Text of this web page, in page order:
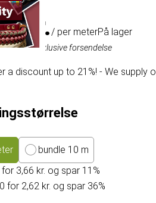
kr./ per meterPå lager
moms, eksklusive forsendelse
a discount up to 21%! - We supply
bundle 10 m
3,66 kr. og spar 11%
for 2,62 kr. og spar 36%